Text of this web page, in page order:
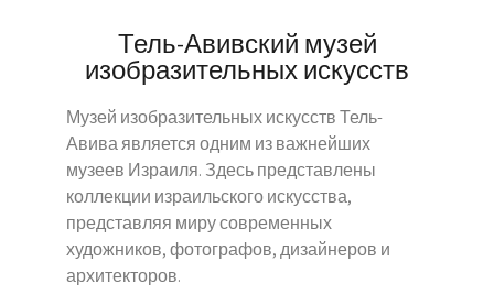
Тель-Авивский музей
изобразительных искусств
Музей изобразительных искусств Тель-
Авива является одним из важнейших
музеев Израиля. Здесь представлены
коллекции израильского искусства,
представляя миру современных
художников, фотографов, дизайнеров и
архитекторов.